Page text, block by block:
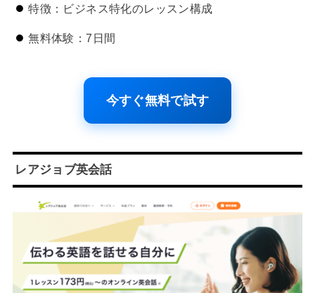
特徴：ビジネス特化のレッスン構成
無料体験：7日間
今すぐ無料で試す
レアジョブ英会話